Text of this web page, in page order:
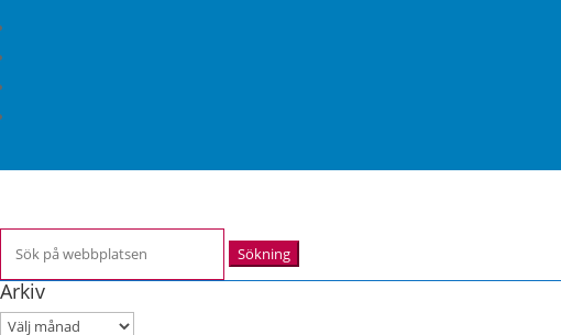
efter:
Arkiv
Arkiv